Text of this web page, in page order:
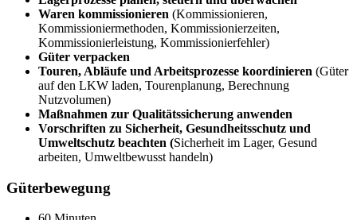
Waren kommissionieren (Kommissionieren,
Kommissioniermethoden, Kommissionierzeiten,
Kommissionierleistung, Kommissionierfehler)
Güter verpacken
Touren, Abläufe und Arbeitsprozesse koordinieren (Güter
auf den LKW laden, Tourenplanung, Berechnung
Nutzvolumen)
Maßnahmen zur Qualitätssicherung anwenden
Vorschriften zu Sicherheit, Gesundheitsschutz und
Umweltschutz beachten (Sicherheit im Lager, Gesund
arbeiten, Umweltbewusst handeln)
Güterbewegung